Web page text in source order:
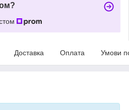
Доставка Оплата Умови